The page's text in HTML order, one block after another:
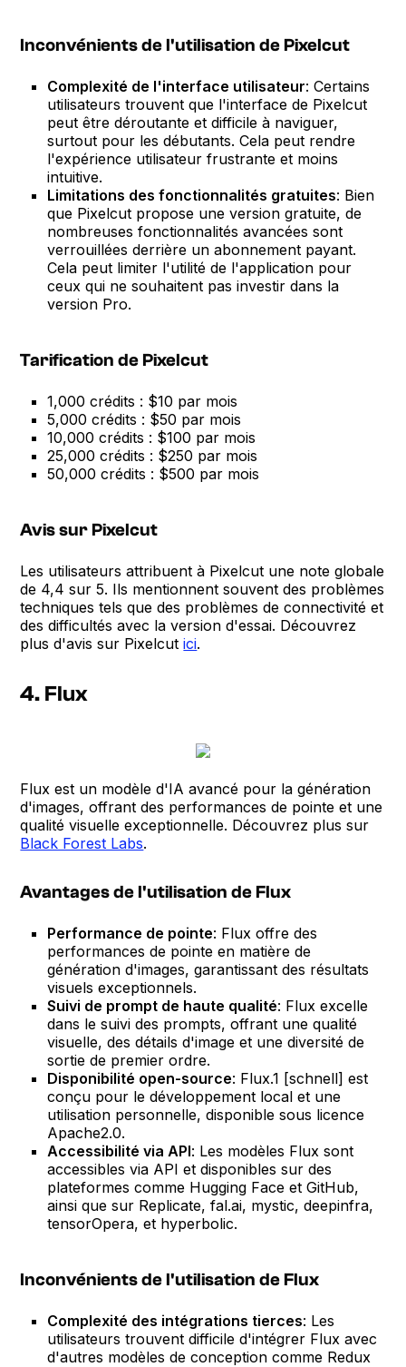
Inconvénients de l'utilisation de Pixelcut
Complexité de l'interface utilisateur: Certains
utilisateurs trouvent que l'interface de Pixelcut
peut être déroutante et difficile à naviguer,
surtout pour les débutants. Cela peut rendre
l'expérience utilisateur frustrante et moins
intuitive.
Limitations des fonctionnalités gratuites: Bien
que Pixelcut propose une version gratuite, de
nombreuses fonctionnalités avancées sont
verrouillées derrière un abonnement payant.
Cela peut limiter l'utilité de l'application pour
ceux qui ne souhaitent pas investir dans la
version Pro.
Tarification de Pixelcut
1,000 crédits : $10 par mois
5,000 crédits : $50 par mois
10,000 crédits : $100 par mois
25,000 crédits : $250 par mois
50,000 crédits : $500 par mois
Avis sur Pixelcut
Les utilisateurs attribuent à Pixelcut une note globale
de 4,4 sur 5. Ils mentionnent souvent des problèmes
techniques tels que des problèmes de connectivité et
des difficultés avec la version d'essai. Découvrez
plus d'avis sur Pixelcutici.
4. Flux
Flux est un modèle d'IA avancé pour la génération
d'images, offrant des performances de pointe et une
qualité visuelle exceptionnelle. Découvrez plus sur
Black Forest Labs.
Avantages de l'utilisation de Flux
Performance de pointe: Flux offre des
performances de pointe en matière de
génération d'images, garantissant des résultats
visuels exceptionnels.
Suivi de prompt de haute qualité: Flux excelle
dans le suivi des prompts, offrant une qualité
visuelle, des détails d'image et une diversité de
sortie de premier ordre.
Disponibilité open-source: Flux.1 [schnell] est
conçu pour le développement local et une
utilisation personnelle, disponible sous licence
Apache2.0.
Accessibilité via API: Les modèles Flux sont
accessibles via API et disponibles sur des
plateformes comme Hugging Face et GitHub,
ainsi que sur Replicate, fal.ai, mystic, deepinfra,
tensorOpera, et hyperbolic.
Inconvénients de l'utilisation de Flux
Complexité des intégrations tierces: Les
utilisateurs trouvent difficile d'intégrer Flux avec
d'autres modèles de conception comme Redux